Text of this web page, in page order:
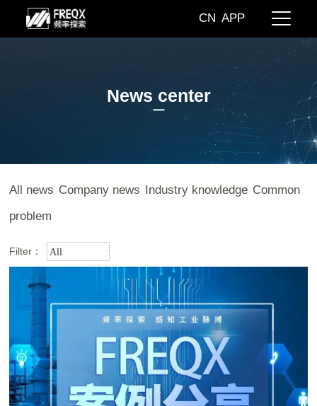
CN APP
News center
All news Company news Industry knowledge Common
problem
Filter： All